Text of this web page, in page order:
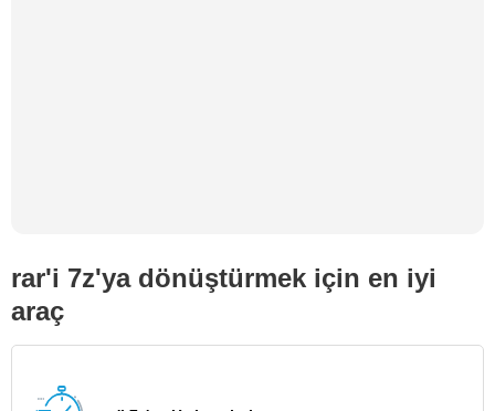
rar'i 7z'ya dönüştürmek için en iyi
araç